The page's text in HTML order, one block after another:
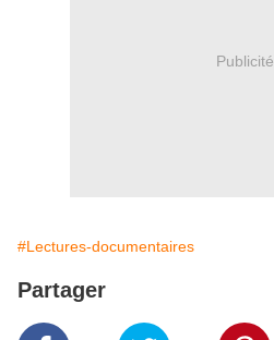
Publicité
#Lectures-documentaires
Partager